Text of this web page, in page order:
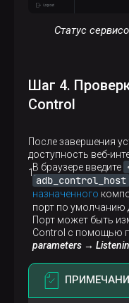
Статус
Шаг 4.
Control
После завершения
доступность веб-
В браузере введите
adb_control_host
назначенного
порт по умолчанию
Порт может быть
Control с помощью
parameters →